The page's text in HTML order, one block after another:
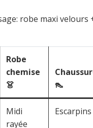
robe maxi velours
Robe
chemise
👗
👠
Midi
rayée
Escarpins